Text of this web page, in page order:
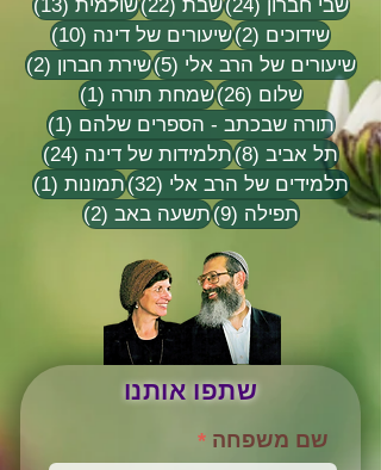
שבי חברון (24) שבת (22) שולמית (13)
שידוכים (2) 2 פוסטיםשיעורים של דינה (10)
10 פוסטים
שיעורים של הרב אלי (5) 5 פוסטיםשירת חברון (2)
2 פוסטים
שלום (26) 26 פוסטים
שמחת תורה (1)
פוסט 1
תורה שבכתב - הספרים שלהם (1)
פוסט 1
תל אביב (8) 8 פוסטיםתלמידות של דינה (24)
24 פוסטים
תלמידים של הרב אלי (32) 32 פוסטים
תמונות (1)
תפילה (9) 9 פוסטיםתשעה באב (2) 2 פוסטים
שתפו אותנו
שם משפחה